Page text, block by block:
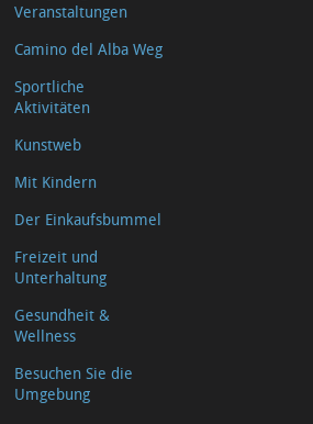
Veranstaltungen
Camino del Alba Weg
Sportliche
Aktivitäten
Kunstweb
Mit Kindern
Der Einkaufsbummel
Freizeit und
Unterhaltung
Gesundheit &
Wellness
Besuchen Sie die
Umgebung